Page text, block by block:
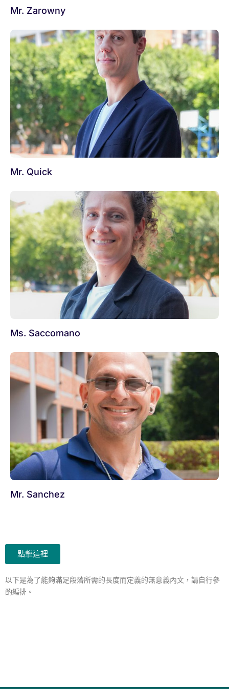
Mr. Zarowny
Mr. Quick
Ms. Saccomano
Mr. Sanchez
點擊這裡
以下是為了能夠滿足段落所需的長度而定義的無意義內文，請自行參
酌編排。